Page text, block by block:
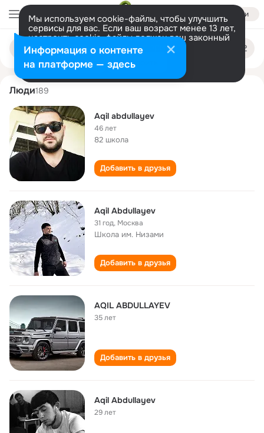
Войти
Мы используем cookie-файлы, чтобы улучшить
сервисы для вас. Если ваш возраст менее 13 лет,
настроить cookie-файлы должен ваш законный
представитель. Больше информации
Разрешить все Настроить
Поиск
людям
aqil abdullayev
Люди189
Aqil abdullayev
46 лет
82 школа
Добавить в друзья
Aqil Abdullayev
31 год, Москва
Школа им. Низами
Добавить в друзья
AQIL ABDULLAYEV
35 лет
Добавить в друзья
Aqil Abdullayev
29 лет
Информация о контенте
на платформе — здесь